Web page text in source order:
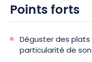
Points forts
Déguster des
particularité de